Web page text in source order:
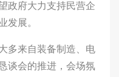
政府大力支持民营企
发展。
来自装备制造、电
谈会的推进，会场氛